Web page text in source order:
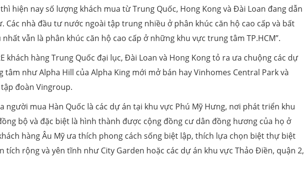
hiện nay số lượng khách mua từ Trung Quốc, Hong Kong và Đài Loan đang dẫn
Các nhà đầu tư nước ngoài tập trung nhiều ở phân khúc căn hộ cao cấp và bất
vẫn là phân khúc căn hộ cao cấp ở những khu vực trung tâm TP.HCM”.
khách hàng Trung Quốc đại lục, Đài Loan và Hong Kong tỏ ra ưa chuộng các dự
như Alpha Hill của Alpha King mới mở bán hay Vinhomes Central Park và
đoàn Vingroup.
người mua Hàn Quốc là các dự án tại khu vực Phú Mỹ Hưng, nơi phát triển khu
bộ và đặc biệt là hình thành được cộng đồng cư dân đồng hương của họ ở
hàng Âu Mỹ ưa thích phong cách sống biệt lập, thích lựa chọn biệt thự biệt
tích rộng và yên tĩnh như City Garden hoặc các dự án khu vực Thảo Điền, quận 2,